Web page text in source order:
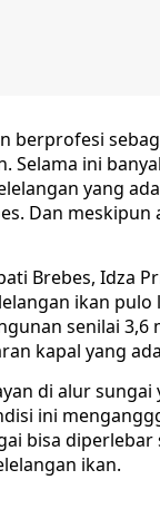
berprofesi
Selama ini
yang
Dan
Brebes, Idza
ikan pulo
senilai
kapal yang
di alur
ini
bisa
ikan.